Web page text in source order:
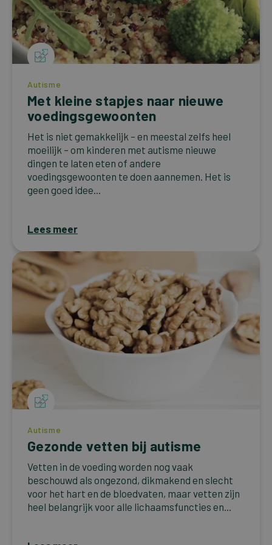
Autisme
Met kleine stapjes naar nieuwe
voedingsgewoonten
Het is niet gemakkelijk – en meestal zelfs heel
moeilijk – om kinderen met autisme nieuwe
dingen te laten eten of andere
voedingsgewoonten te doen aannemen. Het is
geen goed idee...
Lees meer
Autisme
Gezonde vetten bij autisme
Vetten in de voeding worden nog vaak
beschouwd als ongezond, dikmakend en slecht
voor het hart en de bloedvaten, maar vetten zijn
heel belangrijk voor alle lichaamsfuncties en...